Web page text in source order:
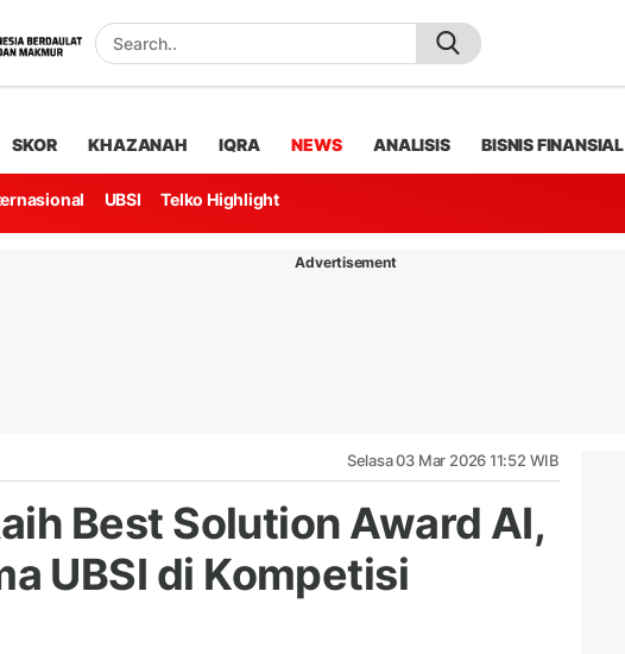
SKOR KHAZANAH IQRA NEWS ANALISIS BISNIS FINANSIAL
UBSI Telko Highlight
Advertisement
Selasa 03 Mar 2026 11:52 WIB
Best Solution Award AI,
UBSI di Kompetisi